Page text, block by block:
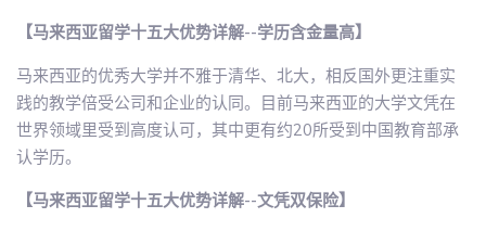
【马来西亚留学十五大优势详解--学历含金量高】
马来西亚的优秀大学并不雅于清华、北大，相反国外更注重实
践的教学倍受公司和企业的认同。目前马来西亚的大学文凭在
世界领域里受到高度认可，其中更有约20所受到中国教育部承
认学历。
【马来西亚留学十五大优势详解--文凭双保险】